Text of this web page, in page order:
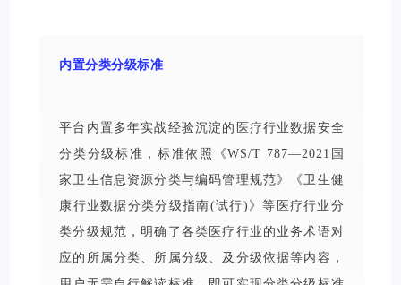
内置分类分级标准
平台内置多年实战经验沉淀的医疗行业数据安全
分类分级标准，标准依照《WS/T 787—2021国
家卫生信息资源分类与编码管理规范》《卫生健
康行业数据分类分级指南(试行)》等医疗行业分
类分级规范，明确了各类医疗行业的业务术语对
应的所属分类、所属分级、及分级依据等内容，